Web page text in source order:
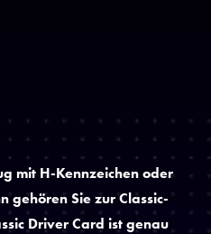
mit H-Kennzeichen oder
gehören Sie zur Classic-
Driver Card ist genau